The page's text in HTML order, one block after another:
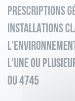
PRESCRIPTIONS
INSTALLATIONS
L'UNE OU
OU 4745